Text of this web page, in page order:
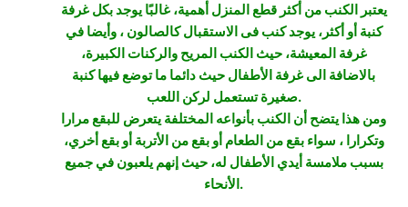
يعتبر الكنب من أكثر قطع المنزل أهمية، غالبًا يوجد بكل غرفة
كنبة أو أكثر، يوجد كنب فى الاستقبال كالصالون ، وأيضا في
غرفة المعيشة، حيث الكنب المريح والركنات الكبيرة،
بالاضافة الى غرفة الأطفال حيث دائما ما توضع فيها كنبة
صغيرة تستعمل لركن اللعب.
ومن هذا يتضح أن الكنب بأنواعه المختلفة يتعرض للبقع مرارا
وتكرارا ، سواء بقع من الطعام أو بقع من الأتربة أو بقع أخري،
بسبب ملامسة أيدي الأطفال له، حيث إنهم يلعبون في جميع
الأنحاء.